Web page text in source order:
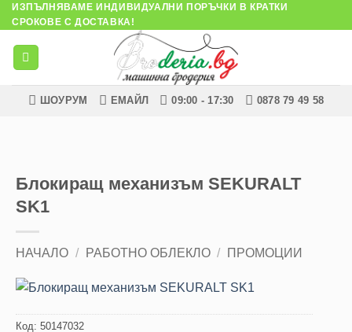
Skip
to
content
ИЗПЪЛНЯВАМЕ ИНДИВИДУАЛНИ ПОРЪЧКИ В КРАТКИ
СРОКОВЕ С ДОСТАВКА!
ШОУРУМ ЕМАЙЛ 09:00 - 17:30 0878 79 49 58
Блокиращ механизъм SEKURALT
SK1
НАЧАЛО / РАБОТНО ОБЛЕКЛО / ПРОМОЦИИ
Код: 50147032